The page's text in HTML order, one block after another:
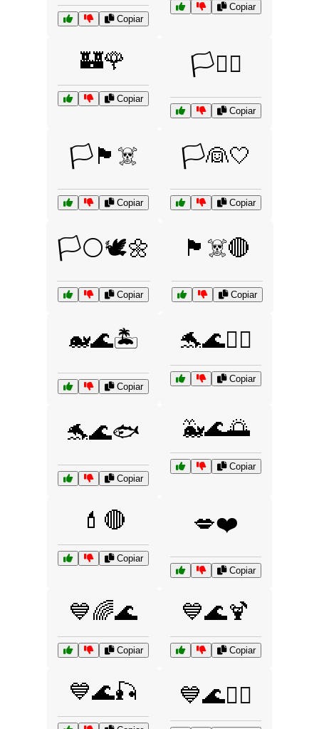
Copiar
Copiar
🏰🌹
Copiar
🏳️🏳️‍🌈
Copiar
🏳️🏴‍☠️
Copiar
🏳️👰🤍
Copiar
🏳️⚪🕊️🌼
Copiar
🏴‍☠️🔴
Copiar
🐋🌊🏝️
Copiar
🐬🌊🏄‍♀️
Copiar
🐬🌊🐟
Copiar
🐳🌊🌅
Copiar
💄🔴
Copiar
💋❤️
Copiar
💙🌈🌊
Copiar
💙🌊🍹
Copiar
💙🌊🎣 💙🌊🏄‍♀️